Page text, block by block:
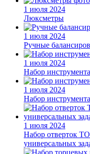
1 июля 2024
Люксметры
1 июля 2024
Ручные
1 июля 2024
Набор
1 июля 2024
Набор
1 июля 2024
Набор отверток
универсальных